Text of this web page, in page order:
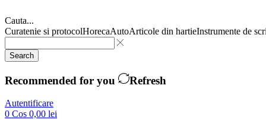
Cauta...
Curatenie si protocolHorecaAutoArticole din hartieInstrumente de
Search
Recommended for you Refresh
Autentificare
0 Cos 0,00 lei